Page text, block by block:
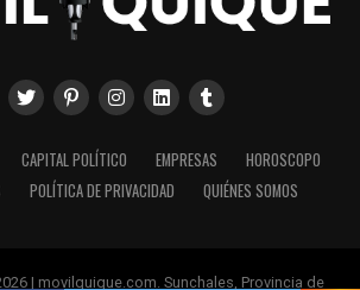
CAPITAL POLÍTICO EMPRESAS
HOROSCOPO
POLÍTICA DE PRIVACIDAD QUIÉNES SOMOS
| movilquique.com. Sunchales, Provincia de